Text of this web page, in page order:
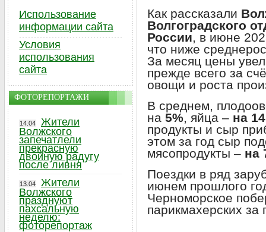
Как рассказали
Волгоградского
России, в июне
что ниже
За месяц цены
прежде всего за
овощи и роста
В среднем,
на 5%, яйца – на
продукты и сыр
этом за год сыр
мясопродукты – на
Поездки в ряд
июнем прошлого
Черноморское
парикмахерских
Использование
информации сайта
Условия
использования
сайта
ФОТОРЕПОРТАЖИ
14.04
Жители
Волжского
запечатлели
прекрасную
двойную радугу
после ливня
13.04
Жители
Волжского
празднуют
пахсальную
неделю:
фоторепортаж